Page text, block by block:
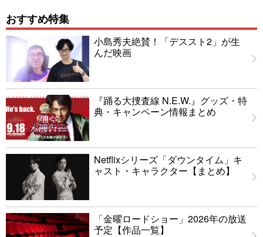
おすすめ特集
小島秀夫絶賛！「デススト2」が生
んだ映画
『踊る大捜査線 N.E.W.』グッズ・特
典・キャンペーン情報まとめ
Netflixシリーズ「ダウンタイム」キ
ャスト・キャラクター【まとめ】
「金曜ロードショー」2026年の放送
予定【作品一覧】